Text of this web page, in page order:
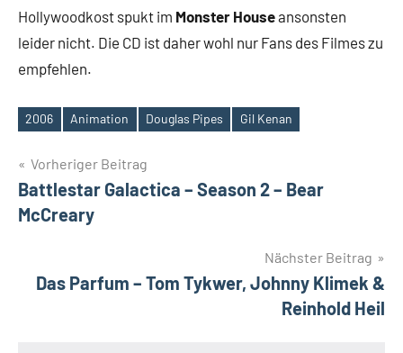
Hollywoodkost spukt im Monster Houseansonsten
leider nicht. Die CD ist daher wohl nur Fans des Filmes zu
empfehlen.
Schlagwörter
2006 Animation Douglas Pipes Gil Kenan
Beitragsnavigation
Vorheriger Beitrag
Battlestar Galactica – Season 2 – Bear
McCreary
Nächster Beitrag
Das Parfum – Tom Tykwer, Johnny Klimek &
Reinhold Heil